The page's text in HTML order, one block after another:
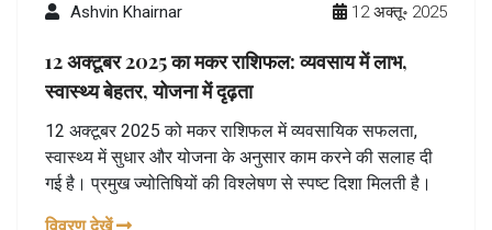
Ashvin Khairnar 12 अक्तू॰ 2025
12 अक्टूबर 2025 का मकर राशिफल: व्यवसाय में लाभ,
स्वास्थ्य बेहतर, योजना में दृढ़ता
12 अक्टूबर 2025 को मकर राशिफल में व्यवसायिक सफलता,
स्वास्थ्य में सुधार और योजना के अनुसार काम करने की सलाह दी
गई है। प्रमुख ज्योतिषियों की विश्लेषण से स्पष्ट दिशा मिलती है।